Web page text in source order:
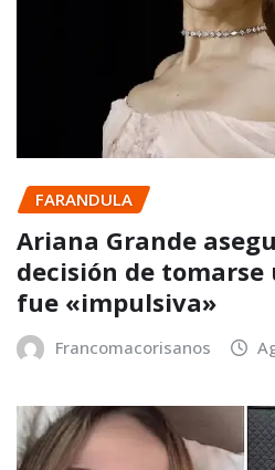
FARANDULA
Ariana Grande
decisión de tomarse
fue «impulsiva»
Francomacorisanos